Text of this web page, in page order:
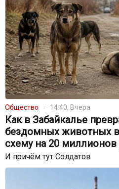
Общество 14:40, Вчера
Как в Забайкалье
бездомных животных
схему на 20 миллионов
И причём тут Солдатов